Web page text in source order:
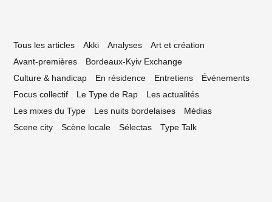
Tous les articles Akki Analyses
Art et création
Avant-premières
Bordeaux-Kyiv Exchange
Culture & handicap
En résidence Entretiens
Événements
Focus collectif
Le Type de Rap
Les actualités
Les mixes du Type
Les nuits bordelaises
Médias
Scene city
Scène locale Sélectas Type Talk